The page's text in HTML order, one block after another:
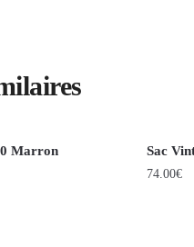
Marron Sac
74.00€